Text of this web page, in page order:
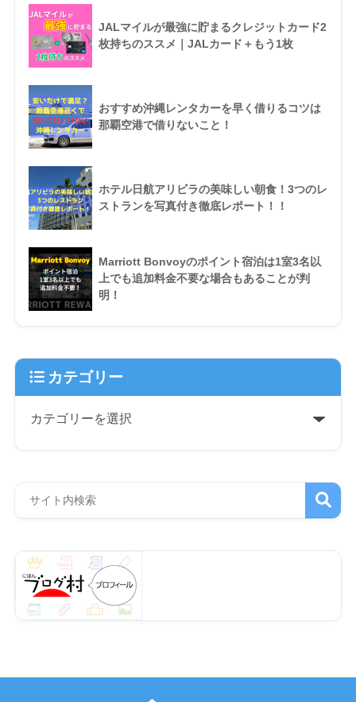
JALマイルが最強に貯まるクレジットカード2
枚持ちのススメ｜JALカード＋もう1枚
おすすめ沖縄レンタカーを早く借りるコツは
那覇空港で借りないこと！
ホテル日航アリビラの美味しい朝食！3つのレ
ストランを写真付き徹底レポート！！
Marriott Bonvoyのポイント宿泊は1室3名以
上でも追加料金不要な場合もあることが判
明！
カテゴリー